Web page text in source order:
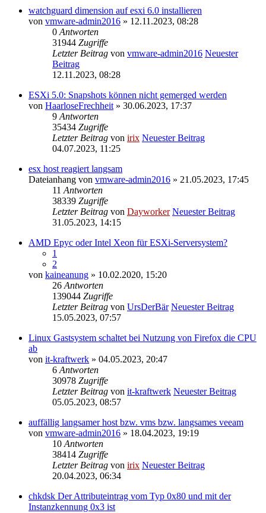
watchguard dimension auf esxi 6.0 installieren
von vmware-admin2016 » 12.11.2023, 08:28
0 Antworten
31944 Zugriffe
Letzter Beitrag von vmware-admin2016 Neuester
Beitrag
12.11.2023, 08:28
ESXi 5.0: Snapshots können nicht gemerged werden
von HaarloseFrechheit » 30.06.2023, 17:37
9 Antworten
35434 Zugriffe
Letzter Beitrag von irix Neuester Beitrag
04.07.2023, 11:25
esx host reagiert langsam
Dateianhang von vmware-admin2016 » 21.05.2023, 17:45
11 Antworten
38339 Zugriffe
Letzter Beitrag von Dayworker Neuester Beitrag
31.05.2023, 14:15
AMD Epyc oder Intel Xeon für ESXi-Serversystem?
1
2
von kaineanung » 10.02.2020, 15:20
26 Antworten
139044 Zugriffe
Letzter Beitrag von UrsDerBär Neuester Beitrag
15.05.2023, 07:57
Linux Gastsystem schaltet bei Nutzung von Firefox die CPU
ab
von it-kraftwerk » 04.05.2023, 20:47
6 Antworten
30978 Zugriffe
Letzter Beitrag von it-kraftwerk Neuester Beitrag
05.05.2023, 08:57
auffällig langsamer host bzw. vms bzw. langsames veeam
von vmware-admin2016 » 18.04.2023, 19:19
10 Antworten
38414 Zugriffe
Letzter Beitrag von irix Neuester Beitrag
20.04.2023, 06:34
chkdsk Der Attributeintrag vom Typ 0x80 und mit der
Instanzkennung 0x3 ist